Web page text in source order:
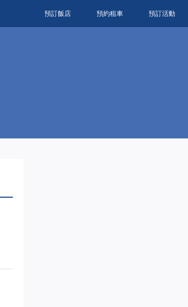
預訂活動
預約租車
預訂飯店